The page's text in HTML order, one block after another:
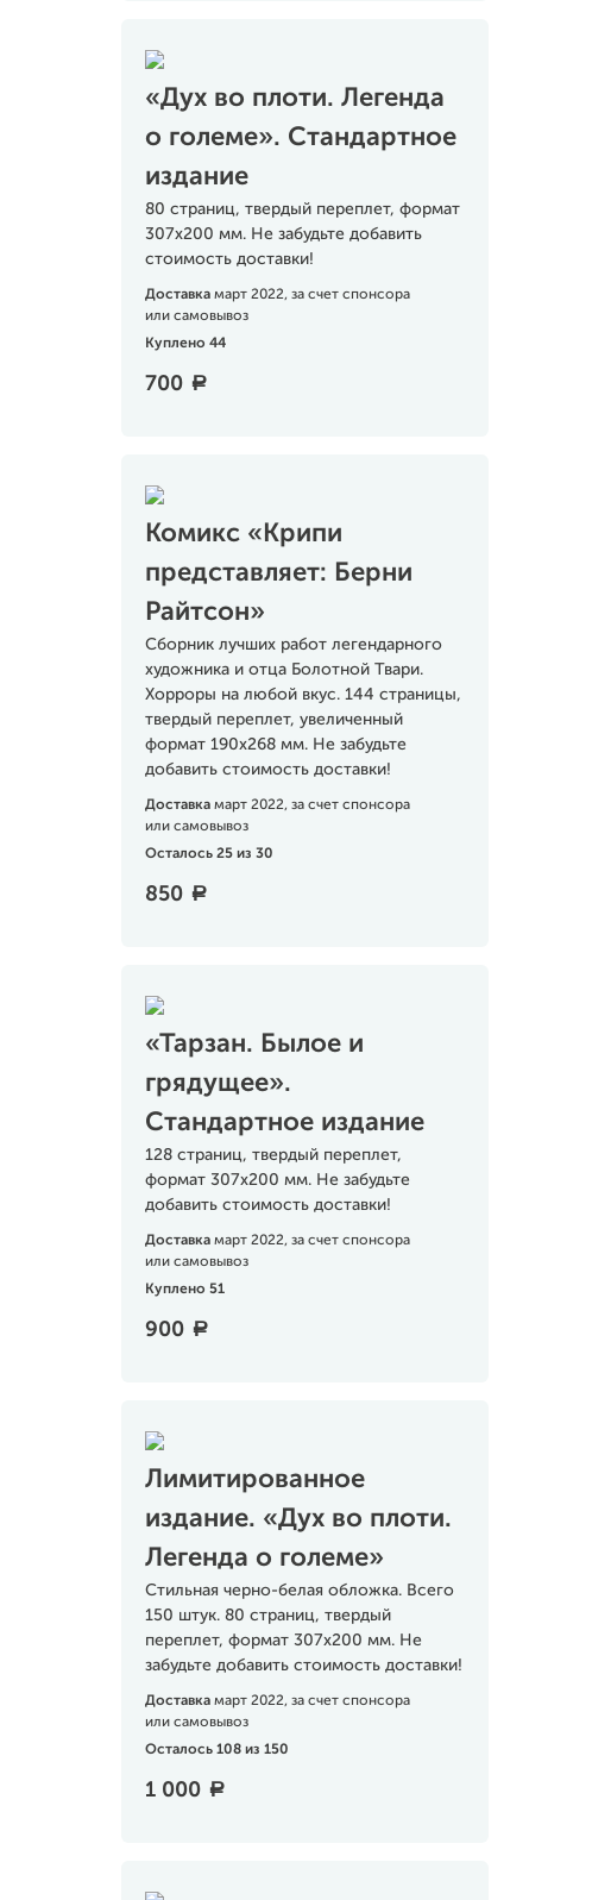
«Дух во плоти. Легенда
о големе». Стандартное
издание
80 страниц, твердый переплет, формат
307х200 мм. Не забудьте добавить
стоимость доставки!
Доставка март 2022, за счет спонсора
или самовывоз
Куплено 44
700 a
Комикс «Крипи
представляет: Берни
Райтсон»
Сборник лучших работ легендарного
художника и отца Болотной Твари.
Хорроры на любой вкус. 144 страницы,
твердый переплет, увеличенный
формат 190х268 мм. Не забудьте
добавить стоимость доставки!
Доставка март 2022, за счет спонсора
или самовывоз
Осталось 25 из 30
850 a
«Тарзан. Былое и
грядущее».
Стандартное издание
128 страниц, твердый переплет,
формат 307х200 мм. Не забудьте
добавить стоимость доставки!
Доставка март 2022, за счет спонсора
или самовывоз
Куплено 51
900 a
Лимитированное
издание. «Дух во плоти.
Легенда о големе»
Стильная черно-белая обложка. Всего
150 штук. 80 страниц, твердый
переплет, формат 307х200 мм. Не
забудьте добавить стоимость доставки!
Доставка март 2022, за счет спонсора
или самовывоз
Осталось 108 из 150
1 000 a